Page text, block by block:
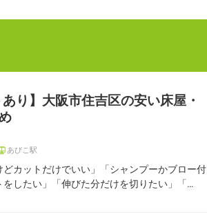
あり】大阪市住吉区の安い床屋・
あびこ駅
どカットだけでいい」「シャンプーかブロー付
をしたい」「伸びた分だけを切りたい」「…